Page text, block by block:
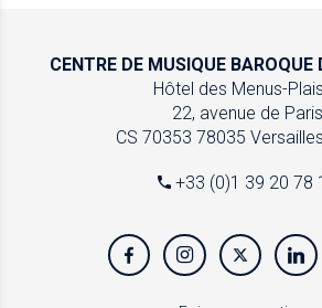
CENTRE DE MUSIQUE BAROQUE
Hôtel des Menus-
22, avenue de Paris
CS 70353 78035
+33 (0)1 39 20 78